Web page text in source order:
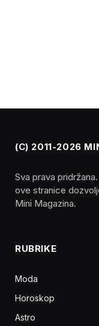
(C) 2011-2026
Sva prava
ove stranice
Mini Magazina.
RUBRIKE
Moda
Horoskop
Astro